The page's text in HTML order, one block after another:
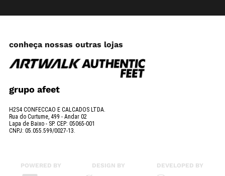
conheça nossas outras lojas
grupo afeet
H2S4 CONFECCAO E CALCADOS LTDA.
Rua do Curtume, 499 - Andar 02
Lapa de Baixo - SP. CEP: 05065-001
CNPJ: 05.055.599/0027-13.
POWERED BY DESIGN BY DEVELOPED BY